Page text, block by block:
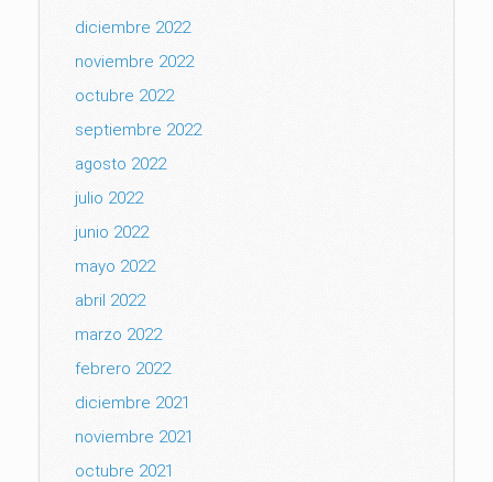
diciembre 2022
noviembre 2022
octubre 2022
septiembre 2022
agosto 2022
julio 2022
junio 2022
mayo 2022
abril 2022
marzo 2022
febrero 2022
diciembre 2021
noviembre 2021
octubre 2021